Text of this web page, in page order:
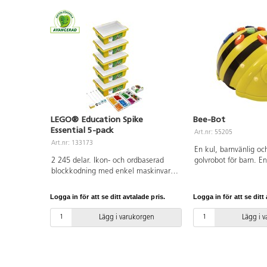
LEGO® Education Spike
Essential 5-pack
Art.nr: 133173
2 245 delar. Ikon- och ordbaserad
blockkodning med enkel maskinvara
två portar, två små motorer, en
elevernas skapelser levande. Setet
innehåller även ett färgstarkt urval av
Logga in för att se ditt avtalade pris.
Lägg i varukorgen
Bee-Bot
Art.nr: 55205
En kul, barnvänlig
golvrobot för barn.
upptäcka sambandet
och kontroll.
interaktion med andra
Logga in för att se ditt
Lägg i